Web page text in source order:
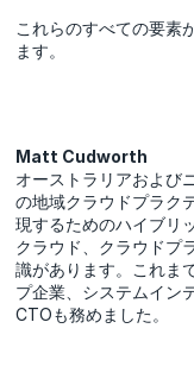
これらのすべての要素
ます。
Matt Cudworth
オーストラリアおよび
の地域クラウドプラク
現するためのハイブリ
クラウド、クラウドプ
識があります。これま
プ企業、システムイン
CTOも務めました。